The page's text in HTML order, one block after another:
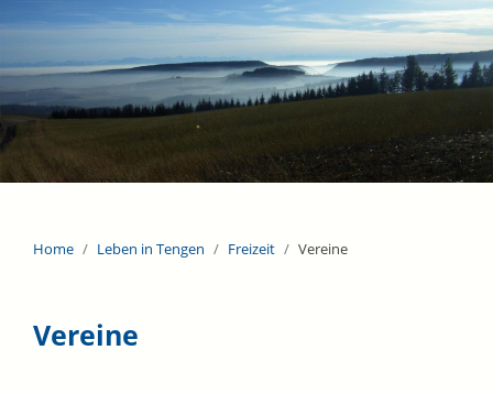
Home Leben in Tengen Freizeit Vereine
Vereine